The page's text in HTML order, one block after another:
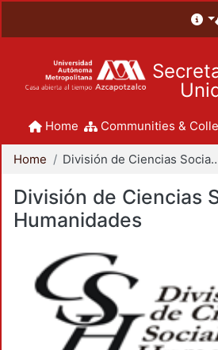
Home Communities &
Home División de Ciencias
División de Ciencias
Humanidades